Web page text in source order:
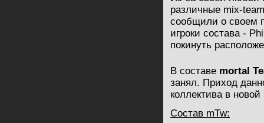
различные mix-
сообщили о своем
игроки состава -
покинуть
В составе mortal
занял. Приход
коллектива в новой
Состав mTw: